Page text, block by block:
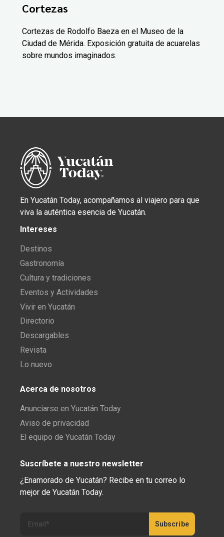
Cortezas
Cortezas de Rodolfo Baeza en el Museo de la
Ciudad de Mérida. Exposición gratuita de acuarelas
sobre mundos imaginados.
En Yucatán Today, acompañamos al viajero para que
viva la auténtica esencia de Yucatán.
Intereses
Destinos
Gastronomía
Cultura y tradiciones
Eventos y Actividades
Vivir en Yucatán
Directorio
Descargables
Revista
Lo nuevo
Acerca de nosotros
Anunciarse en Yucatán Today
Aviso de privacidad
El equipo de Yucatán Today
Suscríbete a nuestro newsletter
¿Enamorado de Yucatán? Recibe en tu correo lo
mejor de Yucatán Today.